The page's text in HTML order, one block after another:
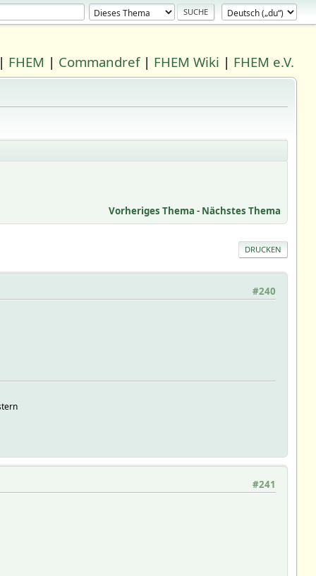
FHEM | Commandref| FHEM Wiki | FHEM e.V.
Vorheriges Thema - Nächstes Thema
DRUCKEN
#240
#241